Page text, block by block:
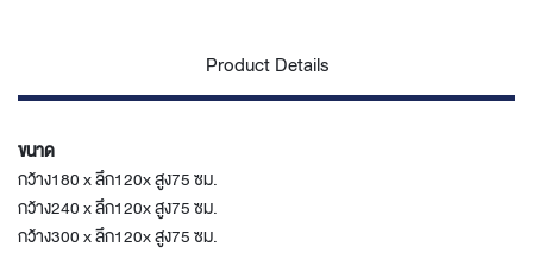
Product Details
ขนาด
กว้าง180 x ลึก120x สูง75 ซม.
กว้าง240 x ลึก120x สูง75 ซม.
กว้าง300 x ลึก120x สูง75 ซม.